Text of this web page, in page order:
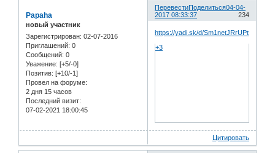
ПеревестиПоделиться
234
04-04-
2017 08:33:37
Papaha
новый участник
Зарегистрирован: 02-07-2016
Приглашений: 0
Сообщений: 0
Уважение: [+5/-0]
Позитив: [+10/-1]
Провел на форуме:
2 дня 15 часов
Последний визит:
07-02-2021 18:00:45
https://yadi.sk/d/Sm1netJRrUPtQ
+3
Цитировать